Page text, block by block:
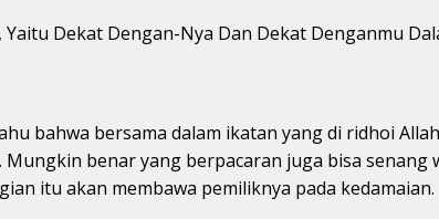
bahwa bersama dalam ikatan yang di ridhoi
benar yang berpacaran juga bisa senang
itu akan membawa pemiliknya pada kedamaian.